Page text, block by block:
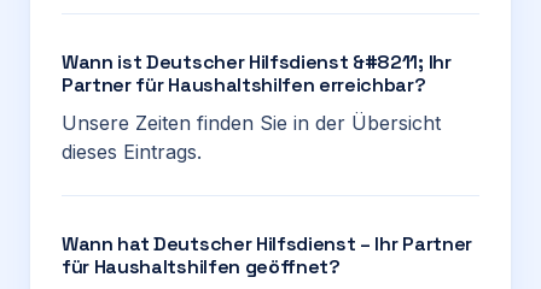
Wann ist Deutscher Hilfsdienst &#8211; Ihr
Partner für Haushaltshilfen erreichbar?
Unsere Zeiten finden Sie in der Übersicht
dieses Eintrags.
Wann hat Deutscher Hilfsdienst – Ihr Partner
für Haushaltshilfen geöffnet?